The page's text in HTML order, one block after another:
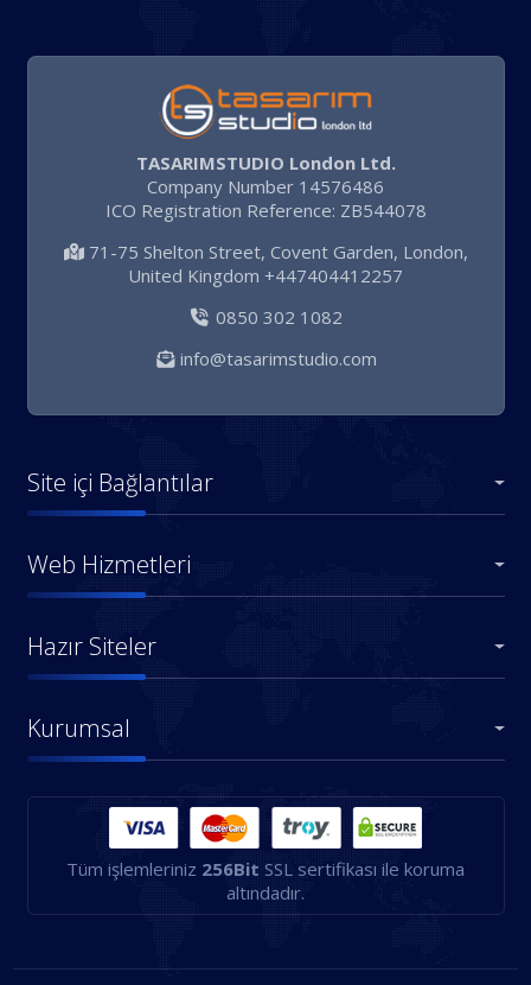
TASARIMSTUDIO London Ltd.
Company Number 14576486
ICO Registration Reference: ZB544078
71-75 Shelton Street, Covent Garden, London,
United Kingdom +447404412257
0850 302 1082
info@tasarimstudio.com
Site içi Bağlantılar
Web Hizmetleri
Hazır Siteler
Kurumsal
Tüm işlemleriniz 256Bit SSL sertifikası ile koruma
altındadır.